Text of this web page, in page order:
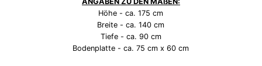
Höhe - ca. 175 cm
Breite - ca. 140 cm
Tiefe - ca. 90 cm
Bodenplatte - ca. 75 cm x 60 cm